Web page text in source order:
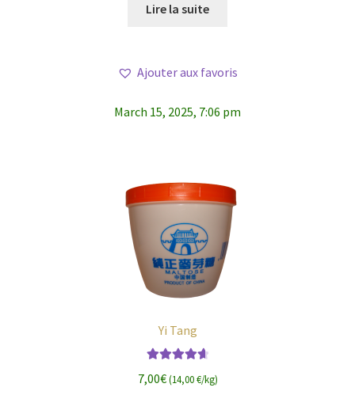
Lire la suite
Ajouter aux favoris
March 15, 2025, 7:06 pm
Yi Tang
sur 5
7,00€(14,00 €/kg)